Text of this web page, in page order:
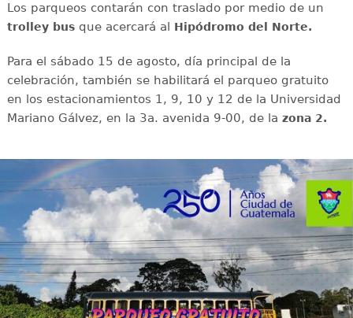
Los parqueos contarán con traslado por medio de un
trolley busque acercará al Hipódromo del Norte.
Para el sábado 15 de agosto, día principal de la
celebración, también se habilitará el parqueo gratuito
en los estacionamientos 1, 9, 10 y 12 de la Universidad
Mariano Gálvez, en la 3a. avenida 9-00, de la zona 2.